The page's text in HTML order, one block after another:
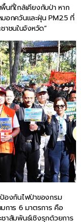
นที่ใกล้เคียงกับป่า หาก
อกควันและฝุ่น PM2.5 ที่
ชนในจังหวัด”
ป้องกันไฟป่าของกรม
การ 6 มาตรการ คือ
าสัมพันธ์เชิงรุกด้วยการ